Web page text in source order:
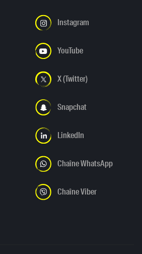
Instagram
YouTube
X (Twitter)
Snapchat
LinkedIn
Chaîne WhatsApp
Chaîne Viber